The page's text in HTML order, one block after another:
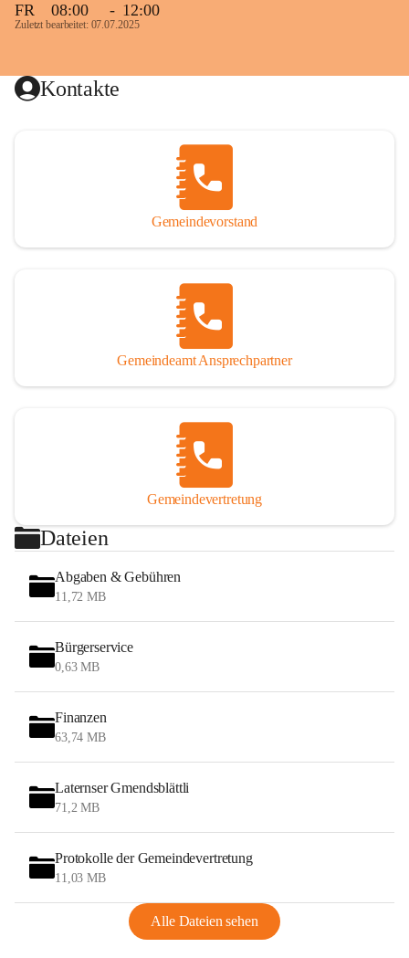
FR
08:00 - 12:00
Zuletzt bearbeitet: 07.07.2025
Kontakte
Gemeindevorstand
Gemeindeamt Ansprechpartner
Gemeindevertretung
Dateien
Abgaben & Gebühren
11,72 MB
Bürgerservice
0,63 MB
Finanzen
63,74 MB
Laternser Gmendsblättli
71,2 MB
Protokolle der Gemeindevertretung
11,03 MB
Alle Dateien sehen